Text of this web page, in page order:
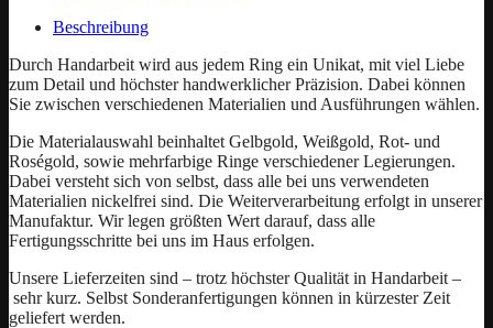
Beschreibung
Durch Handarbeit wird aus jedem Ring ein Unikat, mit viel Liebe
zum Detail und höchster handwerklicher Präzision. Dabei können
Sie zwischen verschiedenen Materialien und Ausführungen wählen.
Die Materialauswahl beinhaltet Gelbgold, Weißgold, Rot- und
Roségold, sowie mehrfarbige Ringe verschiedener Legierungen.
Dabei versteht sich von selbst, dass alle bei uns verwendeten
Materialien nickelfrei sind. Die Weiterverarbeitung erfolgt in unserer
Manufaktur. Wir legen größten Wert darauf, dass alle
Fertigungsschritte bei uns im Haus erfolgen.
Unsere Lieferzeiten sind – trotz höchster Qualität in Handarbeit –
sehr kurz. Selbst Sonderanfertigungen können in kürzester Zeit
geliefert werden.